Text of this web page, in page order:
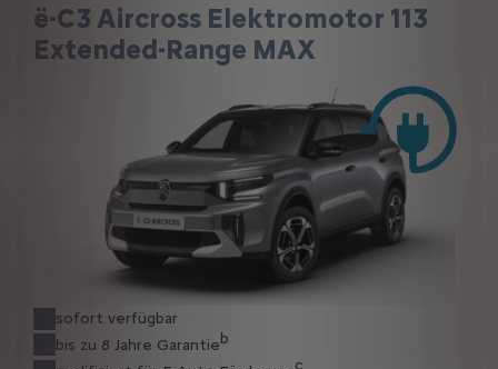
ë-C3 Aircross Elektromotor 113
Extended-Range MAX
sofort verfügbar
bis zu 8 Jahre Garantieb